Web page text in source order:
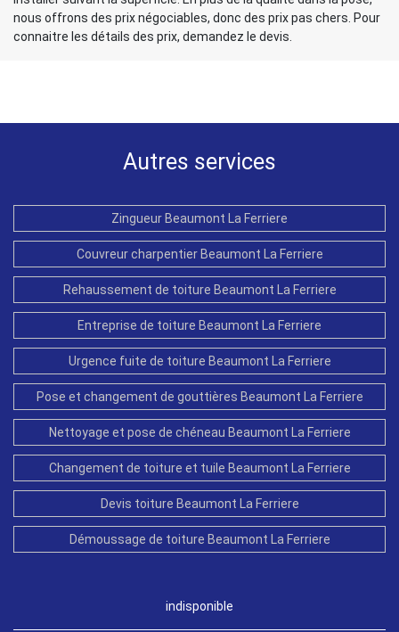
nous offrons des prix négociables, donc des prix pas chers. Pour
connaitre les détails des prix, demandez le devis.
Autres services
Zingueur Beaumont La Ferriere
Couvreur charpentier Beaumont La Ferriere
Rehaussement de toiture Beaumont La Ferriere
Entreprise de toiture Beaumont La Ferriere
Urgence fuite de toiture Beaumont La Ferriere
Pose et changement de gouttières Beaumont La Ferriere
Nettoyage et pose de chéneau Beaumont La Ferriere
Changement de toiture et tuile Beaumont La Ferriere
Devis toiture Beaumont La Ferriere
Démoussage de toiture Beaumont La Ferriere
indisponible